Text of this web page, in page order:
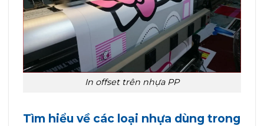
In offset trên nhựa PP
Tìm hiểu về các loại nhựa dùng trong